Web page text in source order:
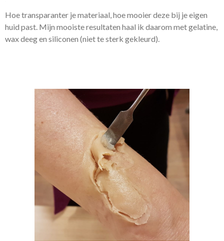
Hoe transparanter je materiaal, hoe mooier deze bij je eigen
huid past. Mijn mooiste resultaten haal ik daarom met gelatine,
wax deeg en siliconen (niet te sterk gekleurd).